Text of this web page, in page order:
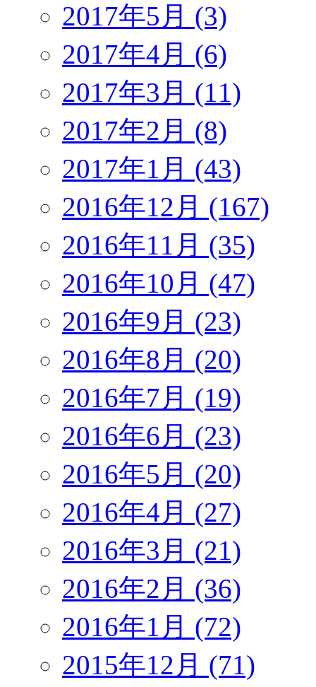
2017年5月 (3)
2017年4月 (6)
2017年3月 (11)
2017年2月 (8)
2017年1月 (43)
2016年12月 (167)
2016年11月 (35)
2016年10月 (47)
2016年9月 (23)
2016年8月 (20)
2016年7月 (19)
2016年6月 (23)
2016年5月 (20)
2016年4月 (27)
2016年3月 (21)
2016年2月 (36)
2016年1月 (72)
2015年12月 (71)